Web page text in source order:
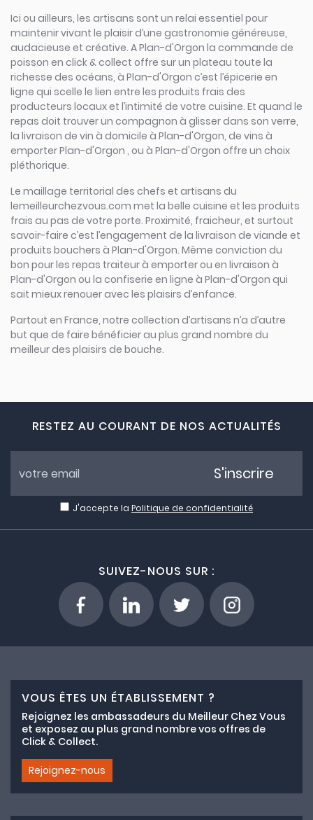
Ici ou ailleurs, les artisans sont un relai essentiel pour
maintenir vivant le plaisir d’une gastronomie généreuse,
audacieuse et créative. A Plan-d'Orgon la commande de
poisson en click & collect offre sur un plateau toute la
richesse des océans, à Plan-d'Orgon c’est l’épicerie en
ligne qui scelle le lien entre les produits frais des
producteurs locaux et l’intimité de votre cuisine. Et quand le
repas doit trouver un compagnon à glisser dans son verre,
la livraison de vin à domicile à Plan-d'Orgon, de vins à
emporter Plan-d'Orgon , ou à Plan-d'Orgon offre un choix
pléthorique.
Le maillage territorial des chefs et artisans du
lemeilleurchezvous.com met la belle cuisine et les produits
frais au pas de votre porte. Proximité, fraicheur, et surtout
savoir-faire c’est l’engagement de la livraison de viande et
produits bouchers à Plan-d'Orgon. Même conviction du
bon pour les repas traiteur à emporter ou en livraison à
Plan-d'Orgon ou la confiserie en ligne à Plan-d'Orgon qui
sait mieux renouer avec les plaisirs d’enfance.
Partout en France, notre collection d’artisans n’a d’autre
but que de faire bénéficier au plus grand nombre du
meilleur des plaisirs de bouche.
RESTEZ AU COURANT DE NOS ACTUALITÉS
J'accepte la Politique de confidentialité
S'inscrire
SUIVEZ-NOUS SUR :
VOUS ÊTES UN ÉTABLISSEMENT ?
Rejoignez les ambassadeurs du Meilleur Chez Vous
et exposez au plus grand nombre vos offres de
Click & Collect.
Rejoignez-nous